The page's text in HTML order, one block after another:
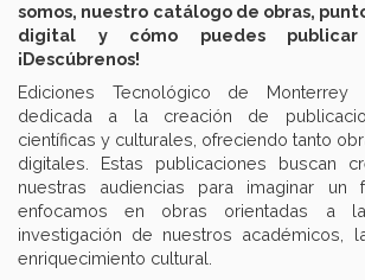
somos, nuestro catálogo de obras,
digital y cómo puedes publicar
¡Descúbrenos!
Ediciones Tecnológico de
dedicada a la creación de
científicas y culturales, ofreciendo tanto
digitales. Estas publicaciones buscan
nuestras audiencias para imaginar un
enfocamos en obras orientadas a
investigación de nuestros académicos,
enriquecimiento cultural.